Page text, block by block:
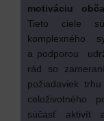
motiváciu
Tieto ciele sú
komplexného
a podporou
rád so
požiadaviek
celoživotného
súčasť aktivít